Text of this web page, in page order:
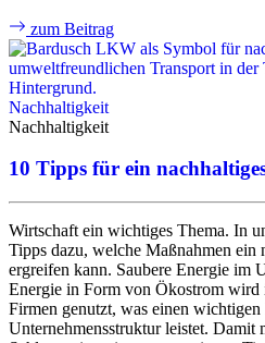
zum Beitrag
Nachhaltigkeit
Nachhaltigkeit
10 Tipps für ein
Wirtschaft ein wichtiges Thema. In
Tipps dazu, welche Maßnahmen ein
ergreifen kann. Saubere Energie im
Energie in Form von Ökostrom wird
Firmen genutzt, was einen
Unternehmensstruktur leistet. Damit